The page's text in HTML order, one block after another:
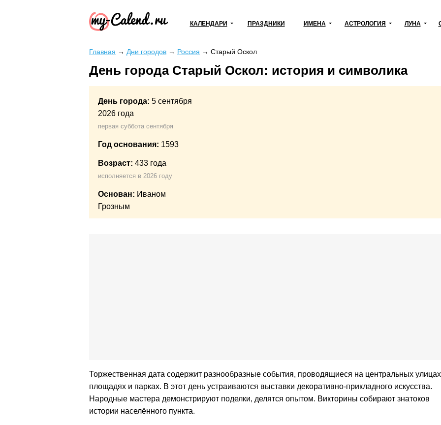
КАЛЕНДАРИ ПРАЗДНИКИ ИМЕНА АСТРОЛОГИЯ ЛУНА
Главная → Дни городов → Россия → Старый Оскол
День города Старый Оскол: история и символика
День города: 5 сентября
2026 года
первая суббота сентября
Год основания: 1593
Возраст: 433 года
исполняется в 2026 году
Основан: Иваном
Грозным
Торжественная дата содержит разнообразные события, проводящиеся на центральных
площадях и парках. В этот день устраиваются выставки декоративно-прикладного искусства.
Народные мастера демонстрируют поделки, делятся опытом. Викторины собирают знатоков
истории населённого пункта.